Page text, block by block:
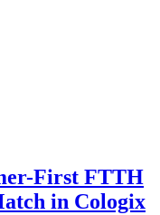
First FTTH
in Cologix